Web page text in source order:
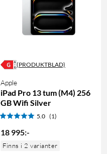
(PRODUKTBLAD)
Apple
iPad Pro 13 tum (M4) 256
GB Wifi Silver
5.0 (1)
18 995:-
Finns i 2 varianter